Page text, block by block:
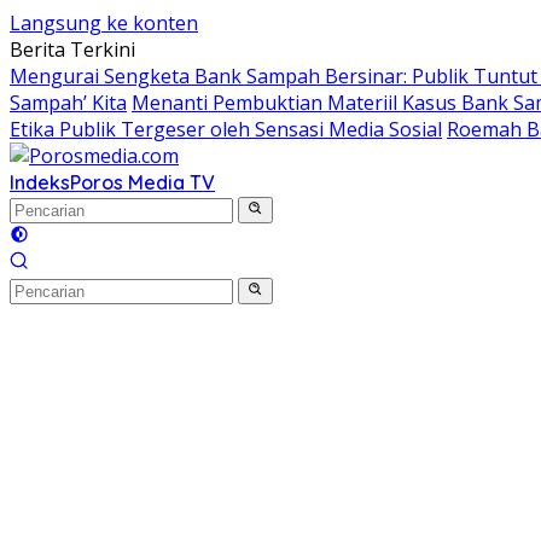
Langsung ke konten
Berita Terkini
Mengurai Sengketa Bank Sampah Bersinar: Publik
Sampah’ Kita Menanti Pembuktian Materiil Kasus Bank
Etika Publik Tergeser oleh Sensasi Media Sosial Roemah
IndeksPoros Media TV